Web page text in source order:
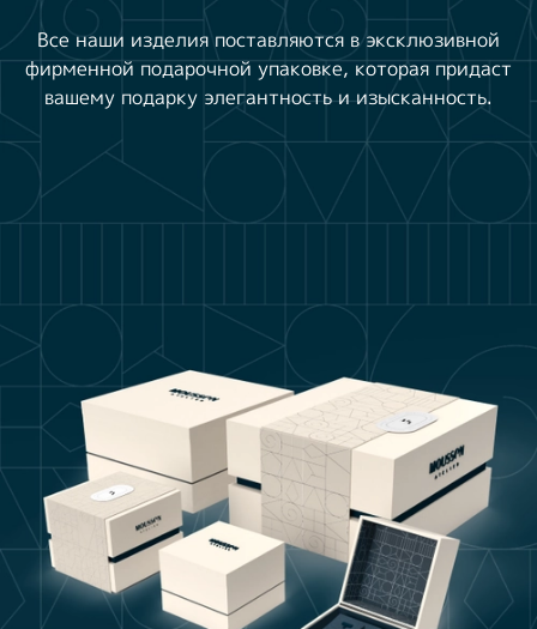
Все наши изделия поставляются в эксклюзивной
фирменной подарочной упаковке, которая придаст
вашему подарку элегантность и изысканность.